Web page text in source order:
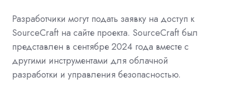
Разработчики могут подать заявку на доступ к
SourceCraft на сайте проекта. SourceCraft был
представлен в сентябре 2024 года вместе с
другими инструментами для облачной
разработки и управления безопасностью.